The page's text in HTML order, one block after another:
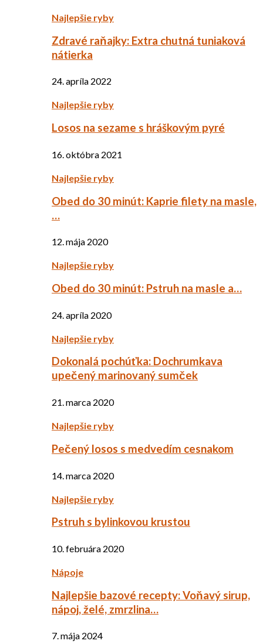
Najlepšie ryby
Zdravé raňajky: Extra chutná tuniaková
nátierka
24. apríla 2022
Najlepšie ryby
Losos na sezame s hráškovým pyré
16. októbra 2021
Najlepšie ryby
Obed do 30 minút: Kaprie filety na masle,
…
12. mája 2020
Najlepšie ryby
Obed do 30 minút: Pstruh na masle a…
24. apríla 2020
Najlepšie ryby
Dokonalá pochúťka: Dochrumkava
upečený marinovaný sumček
21. marca 2020
Najlepšie ryby
Pečený losos s medvedím cesnakom
14. marca 2020
Najlepšie ryby
Pstruh s bylinkovou krustou
10. februára 2020
Nápoje
Najlepšie bazové recepty: Voňavý sirup,
nápoj, želé, zmrzlina…
7. mája 2024